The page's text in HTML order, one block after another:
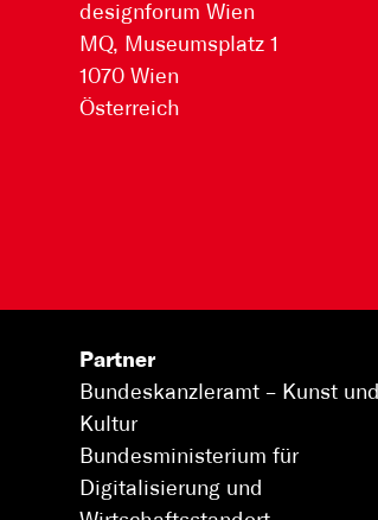
designforum Wien
MQ, Museumsplatz 1
1070 Wien
Österreich
Partner
Bundeskanzleramt – Kunst und
Kultur
Bundesministerium für
Digitalisierung und